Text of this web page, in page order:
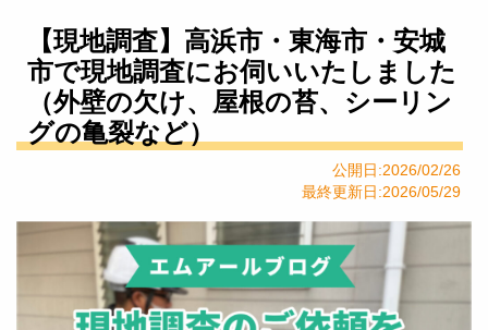
【現地調査】高浜市・東海市・安城
市で現地調査にお伺いいたしました
（外壁の欠け、屋根の苔、シーリン
グの亀裂など）
公開日:2026/02/26
最終更新日:2026/05/29